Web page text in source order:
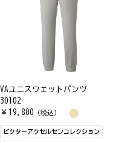
VAユニスウェットパンツ
30102
￥ 19,800 （税込）
ビクターアクセルセンコレクション